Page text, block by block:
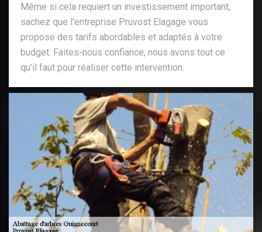
Même si cela requiert un investissement important,
sachez que l'entreprise Pruvost Elagage vous
propose des tarifs abordables et adaptés à votre
budget. Faites-nous confiance, nous avons tout ce
qu'il faut pour réaliser cette intervention.